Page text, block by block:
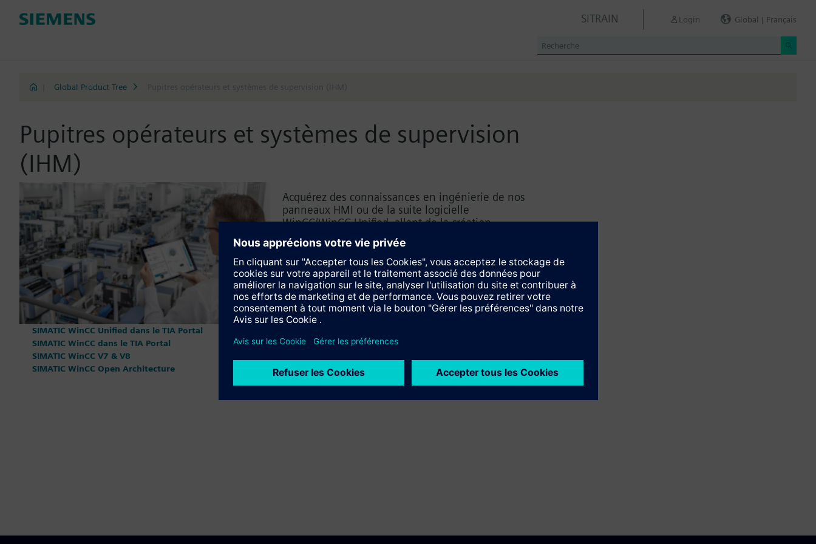
SITRAIN Login Global | Français
Global Product Tree Pupitres opérateurs et systèmes de supervision (IHM)
Pupitres opérateurs et systèmes de supervision
(IHM)
Acquérez des connaissances en ingénierie de nos
panneaux HMI ou de la suite logicielle
WinCC/WinCC Unified, allant de la création
d'images de processus simples à la conception de
mises en page d'écrans intelligents qui forment la
base de votre concept d'exploitation.
SIMATIC WinCC Unified dans le TIA Portal
SIMATIC WinCC dans le TIA Portal
SIMATIC WinCC V7 & V8
SIMATIC WinCC Open Architecture